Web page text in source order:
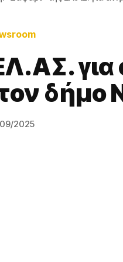
για
2025